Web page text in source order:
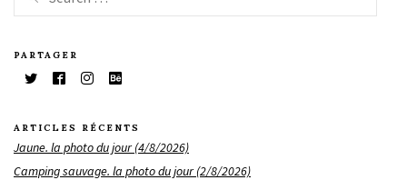
PARTAGER
ARTICLES RÉCENTS
Jaune. la photo du jour (4/8/2026)
Camping sauvage. la photo du jour (2/8/2026)